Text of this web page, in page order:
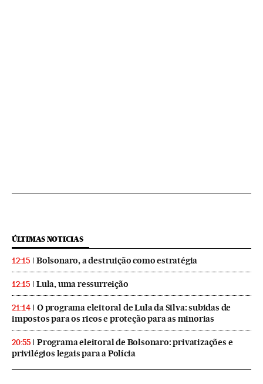
ÚLTIMAS NOTICIAS
12:15 Bolsonaro, a destruição como estratégia
12:15 Lula, uma ressurreição
21:14
O programa eleitoral de Lula da Silva: subidas de
impostos para os ricos e proteção para as minorias
20:55
Programa eleitoral de Bolsonaro: privatizações e
privilégios legais para a Polícia